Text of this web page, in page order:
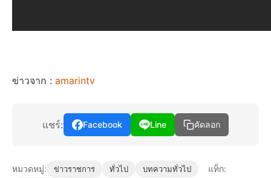
ข่าวจาก : amarintv
แชร์: Facebook Line คัดลอก
หมวดหมู่: ข่าวราชการ ทั่วไป บทความทั่วไป แท็ก: